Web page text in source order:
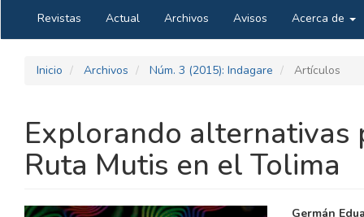
Revistas Actual Archivos Avisos Acerca de
Inicio Archivos Núm. 3 (2015): Indagare Artículos
Explorando alternativas
Ruta Mutis en el Tolima
Germán